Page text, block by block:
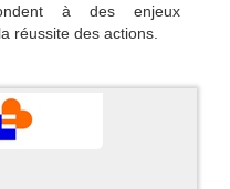
à des enjeux
réussite des actions.